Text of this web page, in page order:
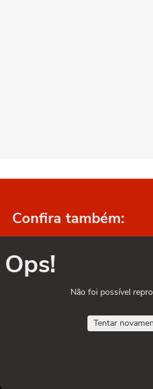
Confira também:
Ops!
Não foi possível
Tentar